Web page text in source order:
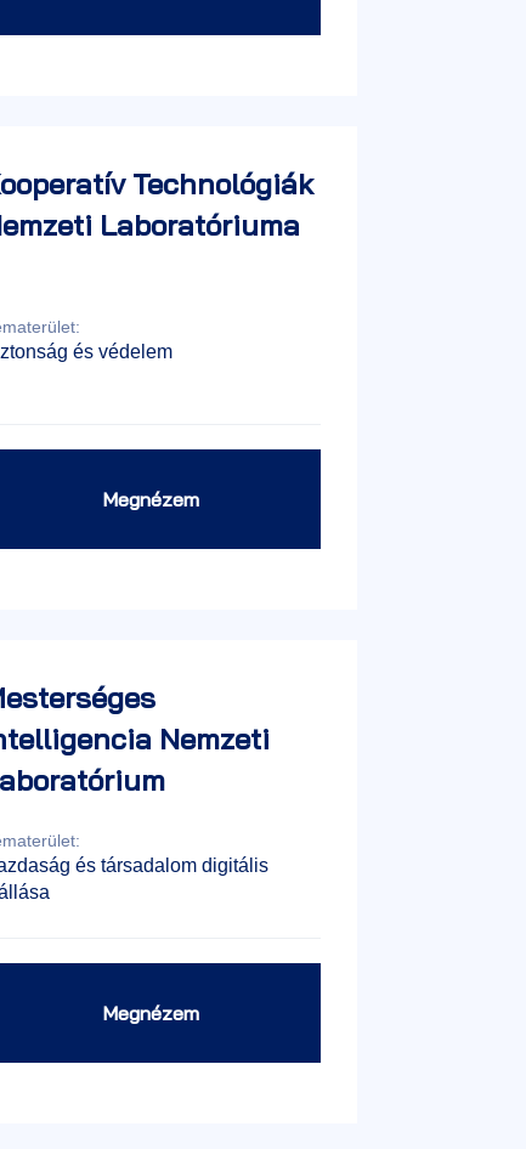
Technológiák
Laboratóriuma
és védelem
Megnézem
Nemzeti
és társadalom digitális
Megnézem